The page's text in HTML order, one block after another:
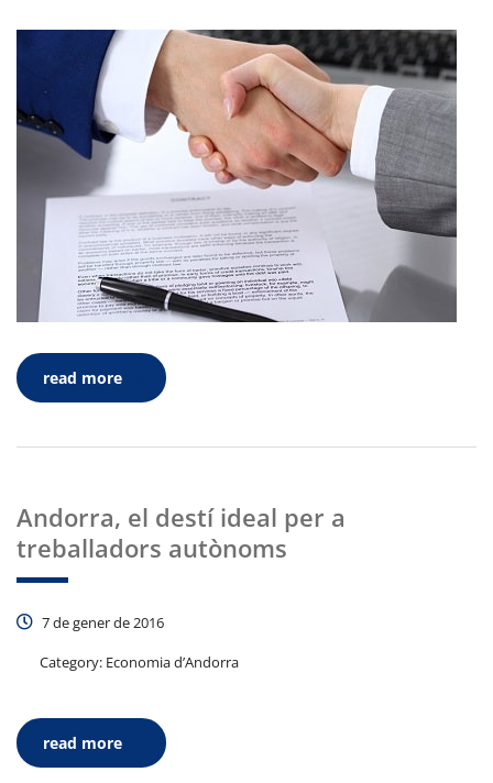
read more
Andorra, el destí ideal per a
treballadors autònoms
7 de gener de 2016
Category: Economia d’Andorra
read more